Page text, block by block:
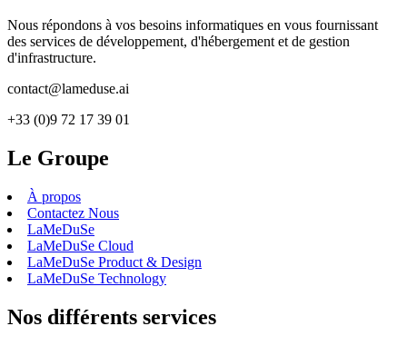
Nous répondons à vos besoins informatiques en vous fournissant
des services de développement, d'hébergement et de gestion
d'infrastructure.
contact@lameduse.ai
+33 (0)9 72 17 39 01
Le Groupe
À propos
Contactez Nous
LaMeDuSe
LaMeDuSe Cloud
LaMeDuSe Product & Design
LaMeDuSe Technology
Nos différents services